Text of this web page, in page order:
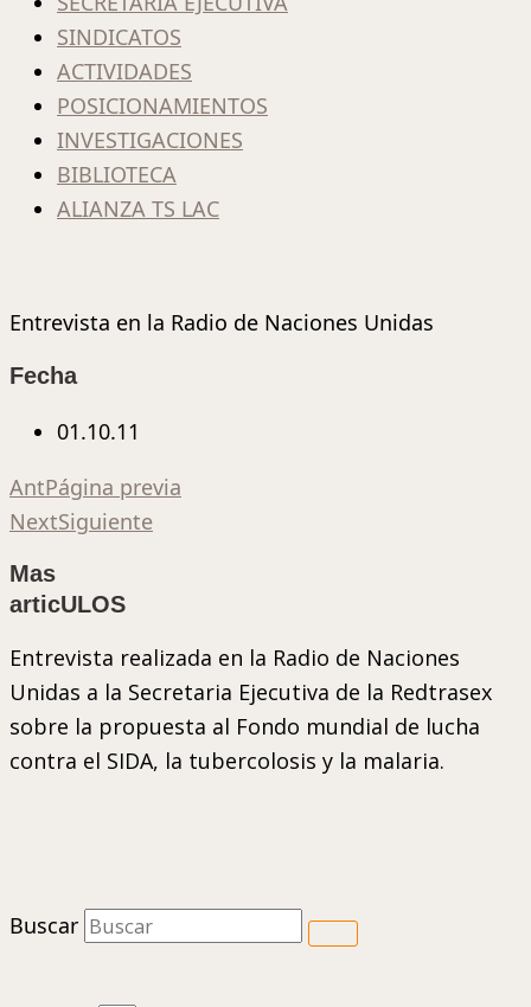
SINDICATOS
ACTIVIDADES
POSICIONAMIENTOS
INVESTIGACIONES
BIBLIOTECA
ALIANZA TS LAC
Entrevista en la Radio de Naciones Unidas
Fecha
01.10.11
AntPágina previa
NextSiguiente
Mas
articULOS
Entrevista realizada en la Radio de Naciones
Unidas a la Secretaria Ejecutiva de la Redtrasex
sobre la propuesta al Fondo mundial de lucha
contra el SIDA, la tubercolosis y la malaria.
Buscar